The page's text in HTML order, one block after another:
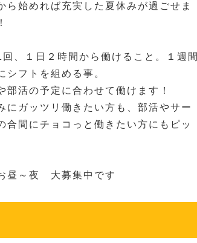
ら始めれば充実した夏休みが過ごせま
回、１日２時間から働けること。１週間
シフトを組める事。
部活の予定に合わせて働けます！
にガッツリ働きたい方も、部活やサー
合間にチョコっと働きたい方にもピッ
昼～夜 大募集中です